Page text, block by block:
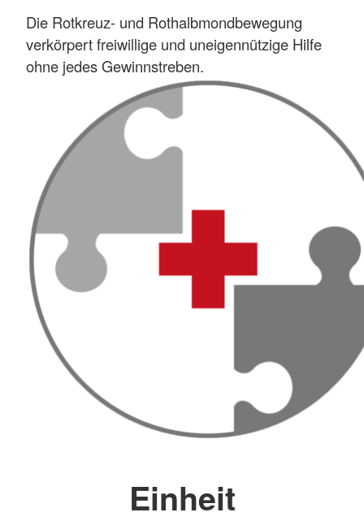
Die Rotkreuz- und Rothalbmondbewegung
verkörpert freiwillige und uneigennützige Hilfe
ohne jedes Gewinnstreben.
Einheit